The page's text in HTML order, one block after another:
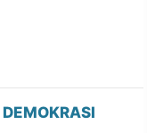
DEMOKRASI